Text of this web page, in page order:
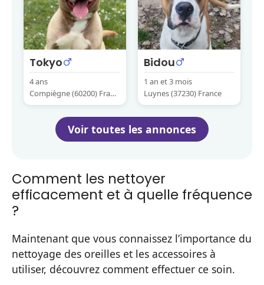
Tokyo
4 ans
Compiègne (60200) Franc
e
Bidou
1 an et 3 mois
Luynes (37230) France
Voir toutes les annonces
Comment les nettoyer
efficacement et à quelle fréquence
?
Maintenant que vous connaissez l’importance du
nettoyage des oreilles et les accessoires à
utiliser, découvrez comment effectuer ce soin.